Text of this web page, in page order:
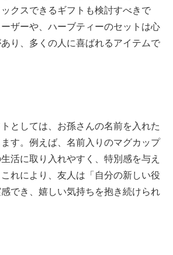
クスできるギフトも検討すべきで
ザーや、ハーブティーのセットは心
り、多くの人に喜ばれるアイテムで
としては、お孫さんの名前を入れた
す。例えば、名前入りのマグカップ
活に取り入れやすく、特別感を与え
れにより、友人は「自分の新しい役
でき、嬉しい気持ちを抱き続けられ